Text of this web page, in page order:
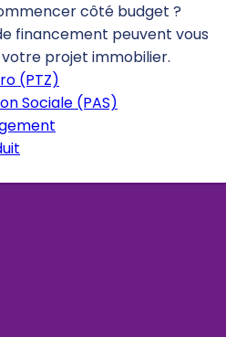
côté budget ?
financement peuvent vous
projet immobilier.
(PTZ)
Sociale (PAS)